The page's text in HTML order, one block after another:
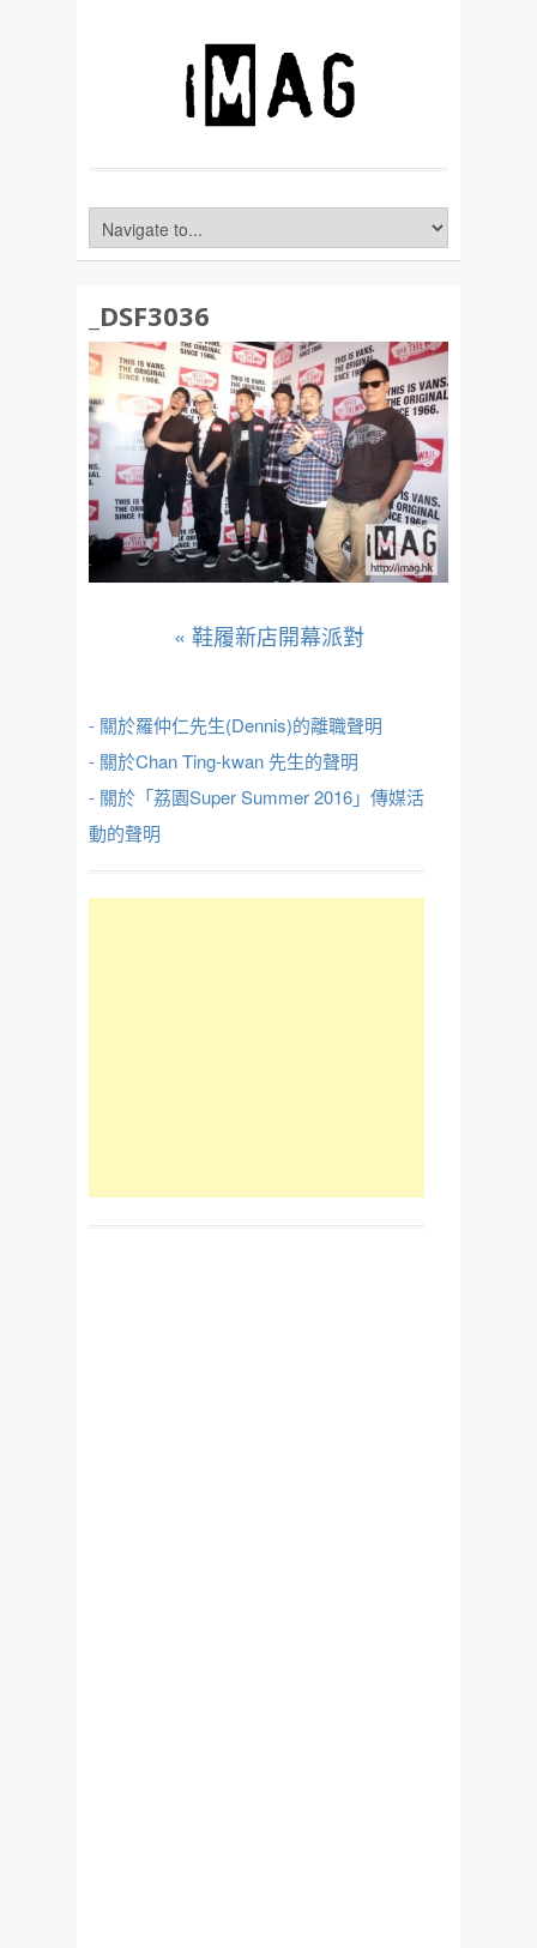
_DSF3036
« 鞋履新店開幕派對
- 關於羅仲仁先生(Dennis)的離職聲明
- 關於Chan Ting-kwan 先生的聲明
- 關於「荔園Super Summer 2016」傳媒活
動的聲明